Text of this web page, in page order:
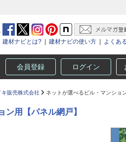
建材ナビとは?
建材ナビの使い方 よくあ
会員登録 ログイン
キ販売株式会社 ネットが選べるビル・マンショ
ン用【パネル網戸】